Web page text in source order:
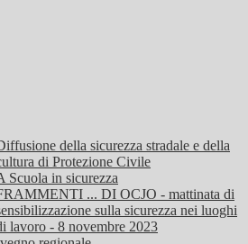
della sicurezza stradale e della
di Protezione Civile
Scuola in sicurezza
... DI OCJO - mattinata di
sulla sicurezza nei luoghi
lavoro - 8 novembre 2023